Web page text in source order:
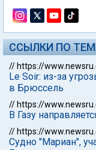
ССЫЛКИ ПО
// https://
Le Soir: из-за
в Брюссель
// https://
В Газу
// https://
Судно "Мариан",